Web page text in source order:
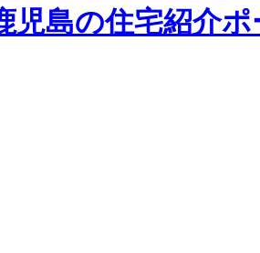
児島の住宅紹介